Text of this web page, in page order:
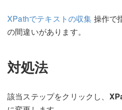
XPathでテキストの収集 操作で
の間違いがあります。
対処法
該当ステップをクリックし、